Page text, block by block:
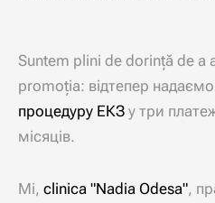
Suntem plini de dorință de a
promoția: відтепер
процедуру ЕКЗ у три
місяців.
Mi, clinica "Nadia Odesa",